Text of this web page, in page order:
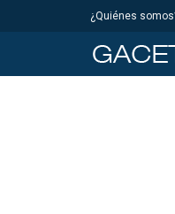
¿Quiénes